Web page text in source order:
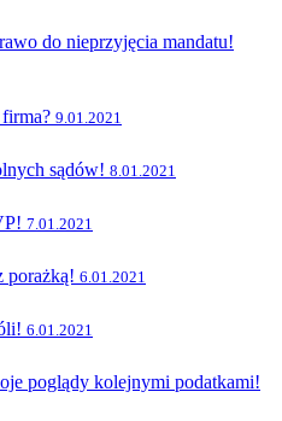
do nieprzyjęcia mandatu!
9.01.2021
sądów! 8.01.2021
7.01.2021
porażką! 6.01.2021
6.01.2021
poglądy kolejnymi podatkami!